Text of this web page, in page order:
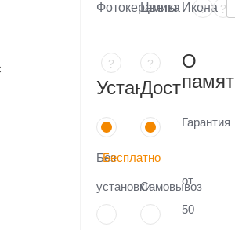
Фотокерамика ?
Цветы ?
Икона
?
Установка
Без
установки
?
Доставка
Бесплатно
Самовывоз
О
Гарантия
—
от
50